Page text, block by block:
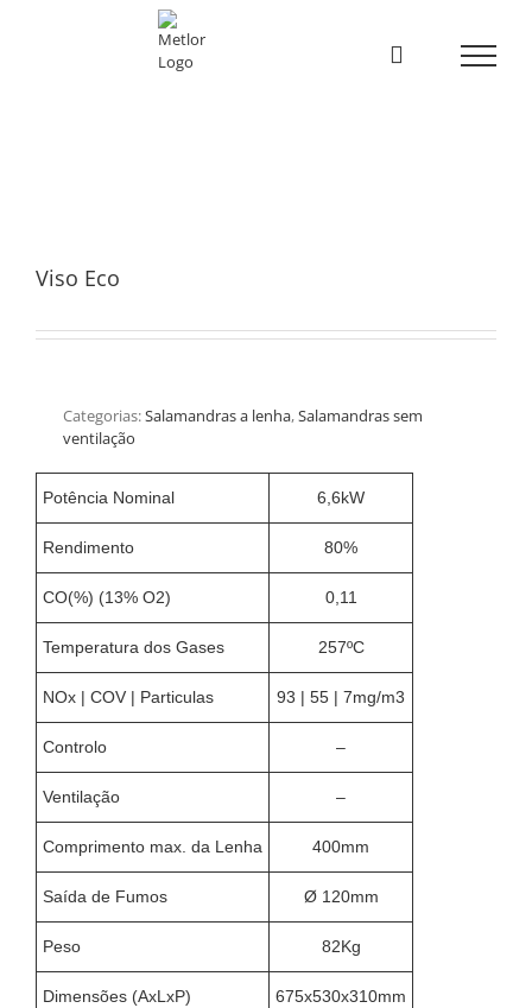
Viso Eco
Potência Nominal 6,6kW
Rendimento 80%
CO(%) (13% O2) 0,11
Temperatura dos Gases 257ºC
NOx | COV | Particulas 93 | 55 | 7mg/m3
Controlo –
Ventilação –
Comprimento max. da Lenha 400mm
Saída de Fumos Ø 120mm
Peso 82Kg
Dimensões (AxLxP) 675x530x310mm
Categorias:Salamandras a lenha,Salamandras sem
ventilação